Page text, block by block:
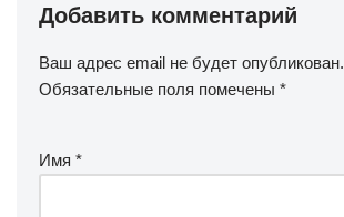
Добавить комментарий
Ваш адрес email не будет опубликован.
Обязательные поля помечены *
Имя *